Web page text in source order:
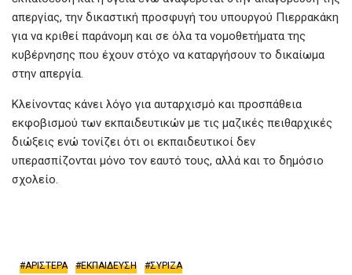
απεργίας, την δικαστική προσφυγή του υπουργού Πιερρακάκη
για να κριθεί παράνομη και σε όλα τα νομοθετήματα της
κυβέρνησης που έχουν στόχο να καταργήσουν το δικαίωμα
στην απεργία.
Κλείνοντας κάνει λόγο για αυταρχισμό και προσπάθεια
εκφοβισμού των εκπαιδευτικών με τις μαζικές πειθαρχικές
διώξεις ενώ τονίζει ότι οι εκπαιδευτικοί δεν
υπερασπίζονται μόνο τον εαυτό τους, αλλά και το δημόσιο
σχολείο.
ΑΡΙΣΤΕΡΑ ΕΚΠΑΙΔΕΥΣΗ ΣΥΡΙΖΑ